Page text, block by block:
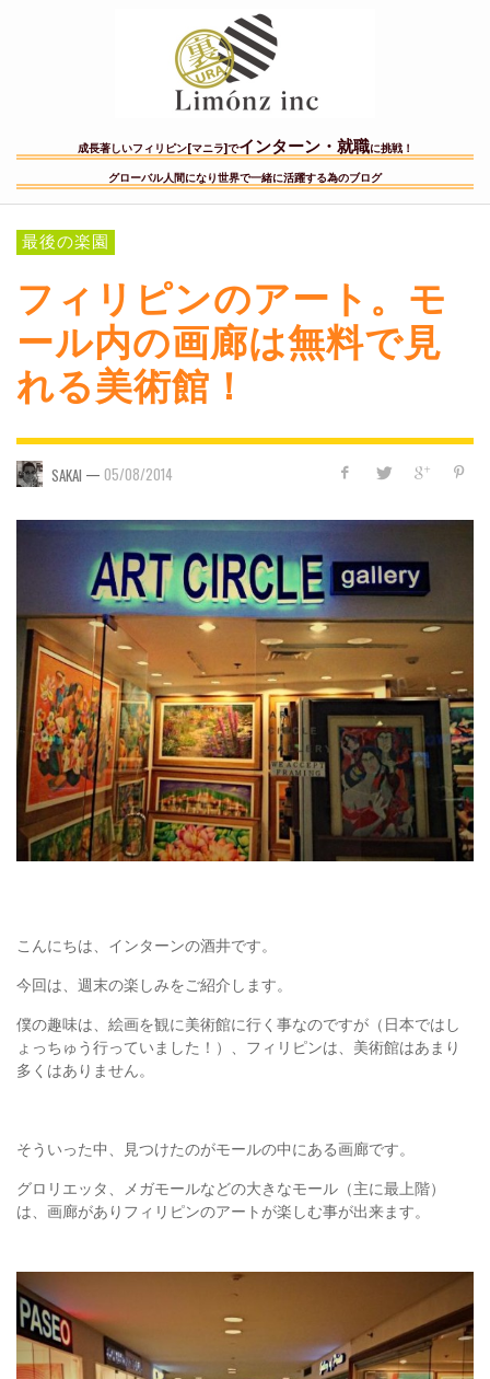
成長著しいフィリピン[マニラ]でインターン・就職に挑戦！
グローバル人間になり世界で一緒に活躍する為のブログ
最後の楽園
フィリピンのアート。モ
ール内の画廊は無料で見
れる美術館！
SAKAI — 05/08/2014
こんにちは、インターンの酒井です。
今回は、週末の楽しみをご紹介します。
僕の趣味は、絵画を観に美術館に行く事なのですが（日本ではし
ょっちゅう行っていました！）、フィリピンは、美術館はあまり
多くはありません。
そういった中、見つけたのがモールの中にある画廊です。
グロリエッタ、メガモールなどの大きなモール（主に最上階）
は、画廊がありフィリピンのアートが楽しむ事が出来ます。